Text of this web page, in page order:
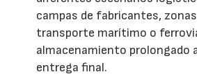
campas de fabricantes,
transporte marítimo o
almacenamiento prolongado
entrega final.